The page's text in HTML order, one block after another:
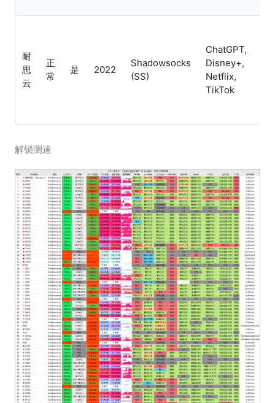
耐
思
云
正
常
是 2022
Shadowsocks
(SS)
ChatGPT,
Disney+,
Netflix,
TikTok
解锁测速